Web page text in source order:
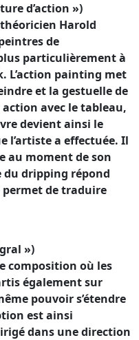
d’action »)
Harold
de
particulièrement à
L’action painting met
et la gestuelle de
avec le tableau,
devient ainsi le
l’artiste a effectuée. Il
au moment de son
dripping répond
permet de traduire
»)
composition où les
également sur
pouvoir s’étendre
est ainsi
dans une direction